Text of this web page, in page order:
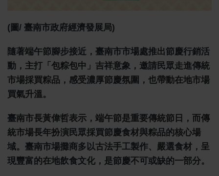
(圖/ 臺南市政府經濟發展局)
隨著端午節腳步接近，臺南市市場處推出節慶行銷活
動，主打「包粽包中」吉祥意象，邀請民眾走進傳統
市場採買粽品，感受濃厚節慶氛圍，也帶動在地市場
買氣升溫。
臺南市長黃偉哲表示，端午節是重要傳統節日，而傳
統市場長年扮演民眾採買節慶食材與粽品的核心場
域。臺南市場攤商多以古法手工製作、嚴選食材，呈
現豐富的在地飲食文化，是節慶不可或缺的一部分。